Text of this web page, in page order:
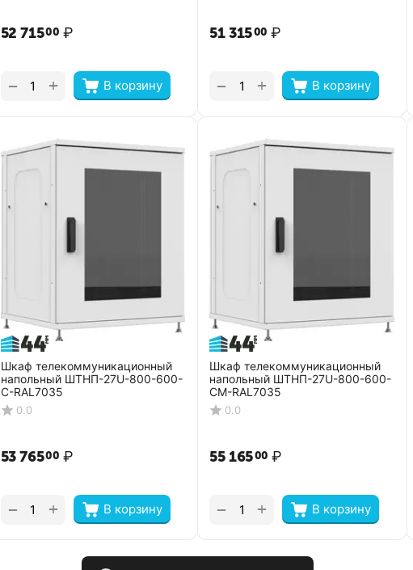
52 71500 ₽
В корзину
+
−
51 31500 ₽
В корзину
+
−
Шкаф телекоммуникационный
напольный ШТНП-27U-800-600-
С-RAL7035
0.0
53 76500 ₽
В корзину
+
−
Шкаф телекоммуникационный
напольный ШТНП-27U-800-600-
СМ-RAL7035
0.0
55 16500 ₽
В корзину
+
−